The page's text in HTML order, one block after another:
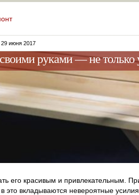
29 июня 2017
руками — не только
его красивым и привлекательным.
это вкладываются невероятные